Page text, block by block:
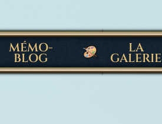
MÉMO-
BLOG
LA
GALERIE